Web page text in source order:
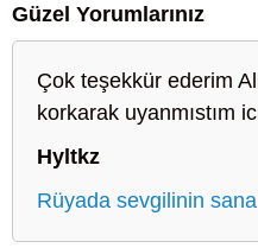
Güzel Yorumlarınız
Çok teşekkür ederim
korkarak uyanmıstım
Hyltkz
Rüyada sevgilinin sana